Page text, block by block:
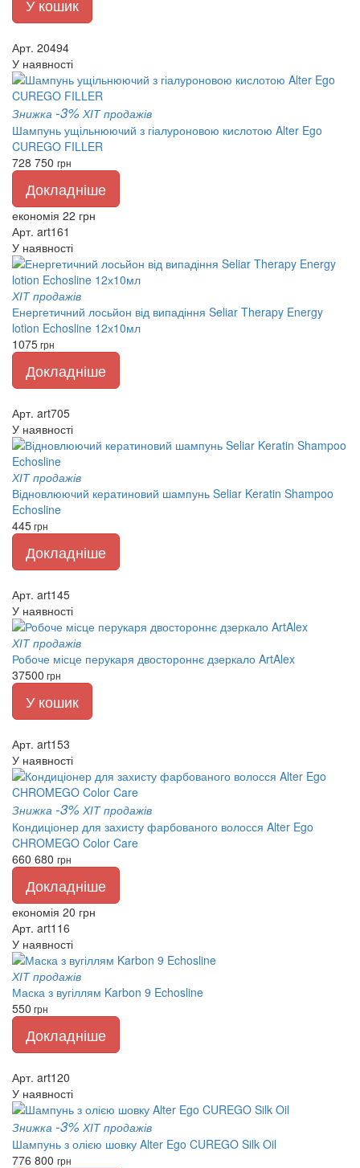
У кошик
Арт. 20494
У наявності
Знижка -3% ХІТ продажів
Шампунь ущільнюючий з гіалуроновою кислотою Alter Ego
CUREGO FILLER
728 750 грн
Докладніше
економія 22 грн
Арт. art161
У наявності
ХІТ продажів
Енергетичний лосьйон від випадіння Seliar Therapy Energy
lotion Echosline 12х10мл
1075грн
Докладніше
Арт. art705
У наявності
ХІТ продажів
Відновлюючий кератиновий шампунь Seliar Keratin Shampoo
Echosline
445грн
Докладніше
Арт. art145
У наявності
ХІТ продажів
Робоче місце перукаря двостороннє дзеркало ArtAlex
37500 грн
У кошик
Арт. art153
У наявності
Знижка -3% ХІТ продажів
Кондиціонер для захисту фарбованого волосся Alter Ego
CHROMEGO Color Care
660 680 грн
Докладніше
економія 20 грн
Арт. art116
У наявності
ХІТ продажів
Маска з вугіллям Karbon 9 Echosline
550 грн
Докладніше
Арт. art120
У наявності
Знижка -3% ХІТ продажів
Шампунь з олією шовку Alter Ego CUREGO Silk Oil
776 800 грн